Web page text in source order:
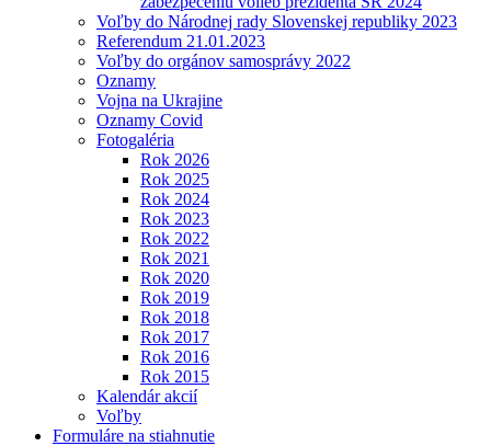
Voľby do Národnej rady Slovenskej republiky 2023
Referendum 21.01.2023
Voľby do orgánov samosprávy 2022
Oznamy
Vojna na Ukrajine
Oznamy Covid
Fotogaléria
Rok 2026
Rok 2025
Rok 2024
Rok 2023
Rok 2022
Rok 2021
Rok 2020
Rok 2019
Rok 2018
Rok 2017
Rok 2016
Rok 2015
Kalendár akcií
Voľby
Formuláre na stiahnutie